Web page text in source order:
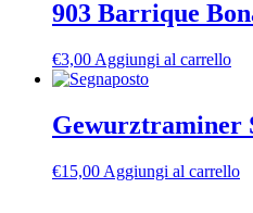
903 Barrique
€3,00 Aggiungi al carrello
Gewurztraminer
€15,00 Aggiungi al carrello